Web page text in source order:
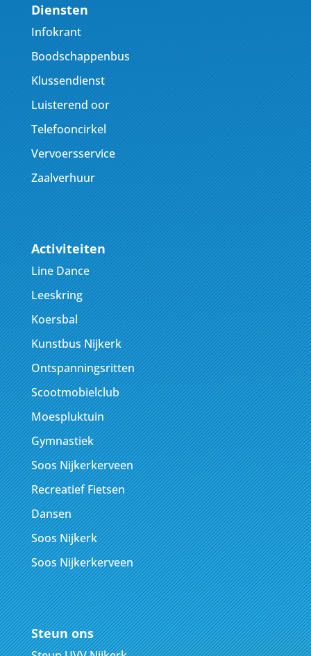
Diensten
Infokrant
Boodschappenbus
Klussendienst
Luisterend oor
Telefooncirkel
Vervoersservice
Zaalverhuur
Activiteiten
Line Dance
Leeskring
Koersbal
Kunstbus Nijkerk
Ontspanningsritten
Scootmobielclub
Moespluktuin
Gymnastiek
Soos Nijkerkerveen
Recreatief Fietsen
Dansen
Soos Nijkerk
Soos Nijkerkerveen
Steun ons